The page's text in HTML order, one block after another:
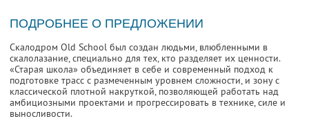
ПОДРОБНЕЕ О ПРЕДЛОЖЕНИИ
Скалодром Old School был создан людьми, влюбленными в
скалолазание, специально для тех, кто разделяет их ценности.
«Старая школа» объединяет в себе и современный подход к
подготовке трасс с размеченным уровнем сложности, и зону с
классической плотной накруткой, позволяющей работать над
амбициозными проектами и прогрессировать в технике, силе и
выносливости.